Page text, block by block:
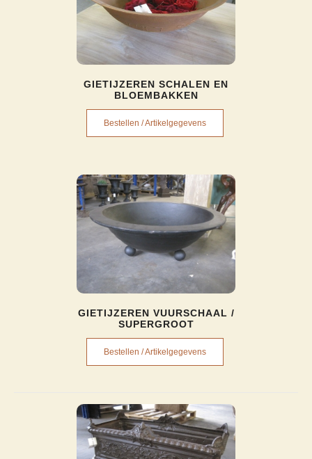
GIETIJZEREN SCHALEN EN
BLOEMBAKKEN
Bestellen / Artikelgegevens
GIETIJZEREN VUURSCHAAL /
SUPERGROOT
Bestellen / Artikelgegevens